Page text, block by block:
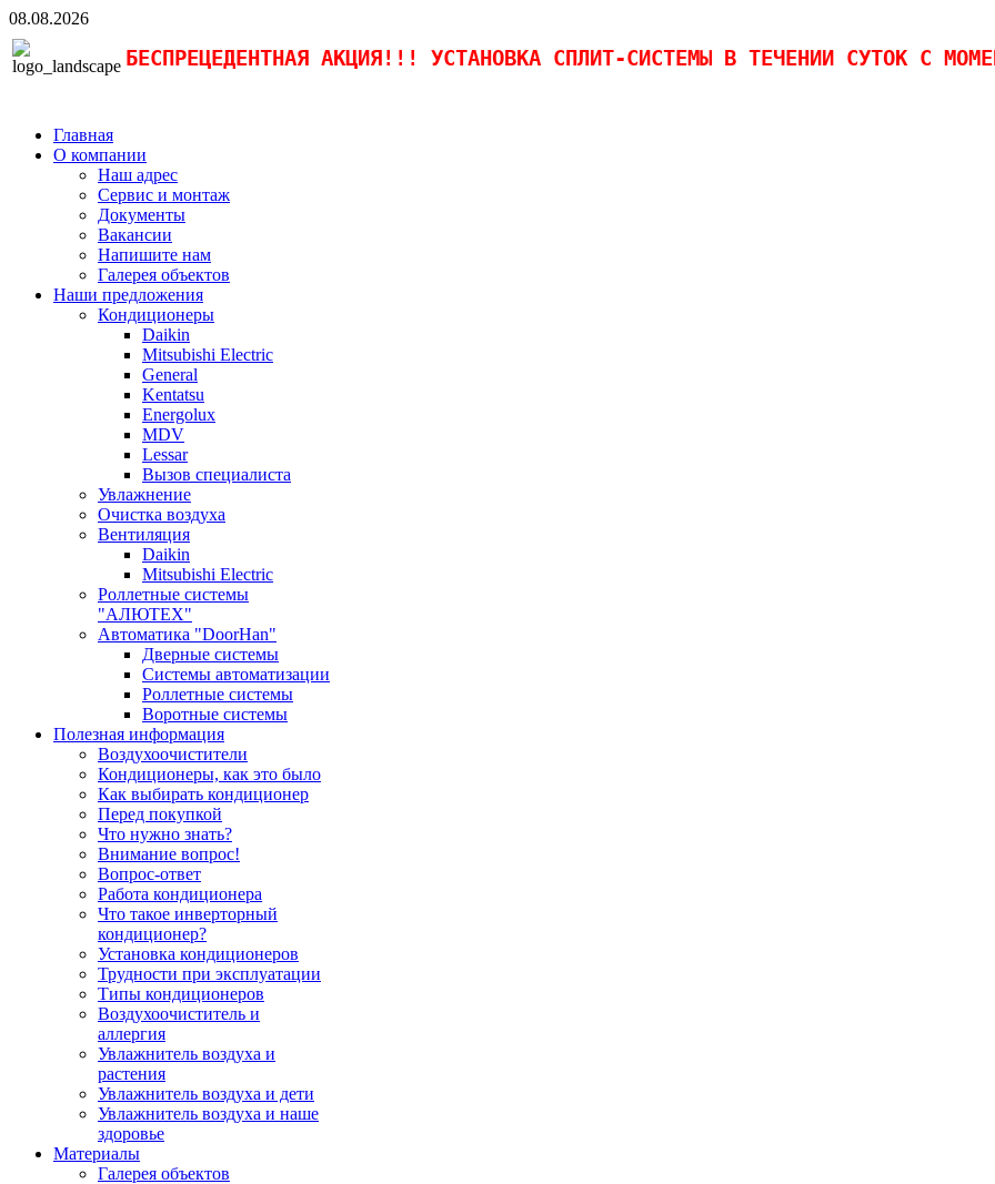
08.08.2026
БЕСПРЕЦЕДЕНТНАЯ АКЦИЯ!!! УСТАНОВКА СПЛИТ-СИСТЕМЫ В ТЕЧЕНИИ СУТОК С
Главная
О компании
Наш адрес
Сервис и монтаж
Документы
Вакансии
Напишите нам
Галерея объектов
Наши предложения
Кондиционеры
Daikin
Mitsubishi Electric
General
Kentatsu
Energolux
MDV
Lessar
Вызов специалиста
Увлажнение
Очистка воздуха
Вентиляция
Daikin
Mitsubishi Electric
Роллетные системы
"АЛЮТЕХ"
Автоматика "DoorHan"
Дверные системы
Системы автоматизации
Роллетные системы
Воротные системы
Полезная информация
Воздухоочистители
Кондиционеры, как это было
Как выбирать кондиционер
Перед покупкой
Что нужно знать?
Внимание вопрос!
Вопрос-ответ
Работа кондиционера
Что такое инверторный
кондиционер?
Установка кондиционеров
Трудности при эксплуатации
Типы кондиционеров
Воздухоочиститель и
аллергия
Увлажнитель воздуха и
растения
Увлажнитель воздуха и дети
Увлажнитель воздуха и наше
здоровье
Материалы
Галерея объектов